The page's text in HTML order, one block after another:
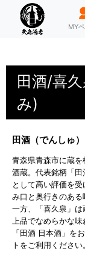
HOME MY
田酒/喜
み)
田酒（でんしゅ
青森県青森市に蔵
酒蔵。代表銘柄「
として高い評価を
み口と奥行きのある
一方、「喜久泉」
上品でなめらかな
「田酒 日本酒」を
トをご利用ください